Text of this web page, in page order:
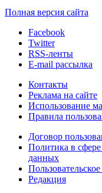
Полная версия сайта
Facebook
Twitter
RSS-ленты
E-mail рассылка
Контакты
Реклама на сайте
Использование
Правила
Договор
Политика в
данных
Редакция